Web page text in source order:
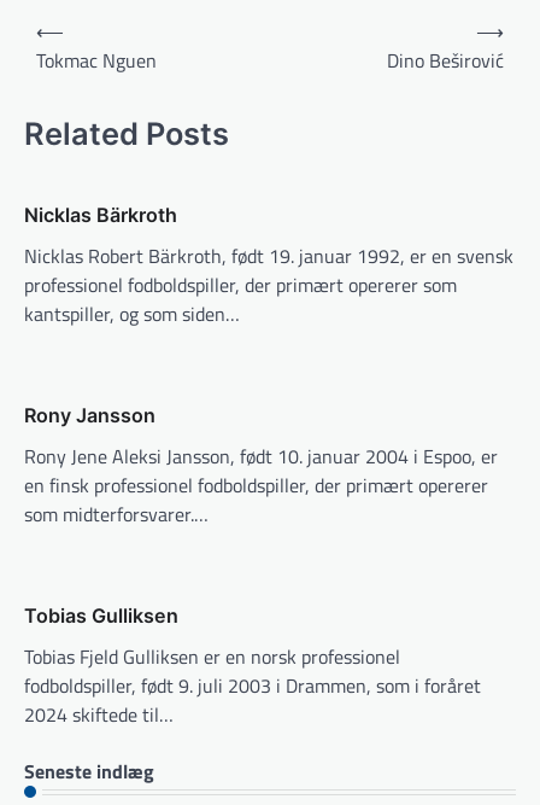
Indlægsnavigation
⟵
Tokmac Nguen
Dino Beširović
⟶
Related Posts
Nicklas Bärkroth
Nicklas Robert Bärkroth, født 19. januar 1992, er en svensk
professionel fodboldspiller, der primært opererer som
kantspiller, og som siden…
Rony Jansson
Rony Jene Aleksi Jansson, født 10. januar 2004 i Espoo, er
en finsk professionel fodboldspiller, der primært opererer
som midterforsvarer.…
Tobias Gulliksen
Tobias Fjeld Gulliksen er en norsk professionel
fodboldspiller, født 9. juli 2003 i Drammen, som i foråret
2024 skiftede til…
Seneste indlæg